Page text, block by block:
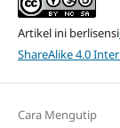
Artikel ini berlisensi
ShareAlike 4.0
Cara Mengutip